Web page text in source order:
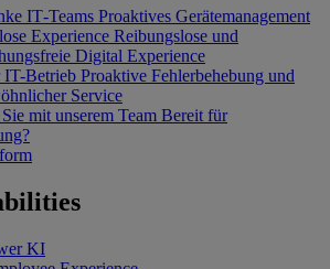
IT‐Teams Proaktives Gerätemanagement
Experience Reibungslose und
Digital Experience
IT-Betrieb Proaktive Fehlerbehebung und
Service
mit unserem Team Bereit für
KI